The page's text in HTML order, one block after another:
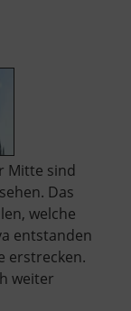
Mitte sind
Das
welche
entstanden
erstrecken.
weiter